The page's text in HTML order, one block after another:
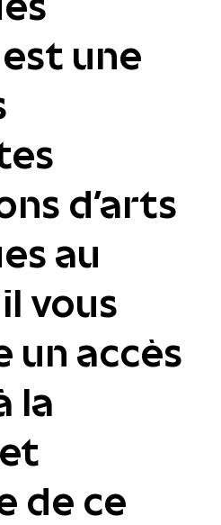
une
d'arts
au
vous
un accès
la
de ce